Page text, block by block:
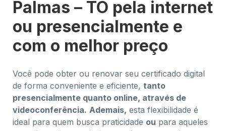
Palmas – TO pela internet
ou presencialmente e
com o melhor preço
Você pode obter ou renovar seu certificado digital
de forma conveniente e eficiente, tanto
presencialmente quanto online, através de
videoconferência. Ademais, esta flexibilidade é
ideal para quem busca praticidade ou para aqueles